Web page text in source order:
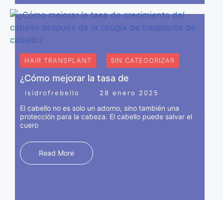
HAIR TRANSPLANT SIN CATEGORIZAR
¿Cómo mejorar la tasa de
isidrofrebello 28 enero 2025
El cabello no es solo un adorno, sino también una
protección para la cabeza. El cabello puede salvar el
cuero
Read More